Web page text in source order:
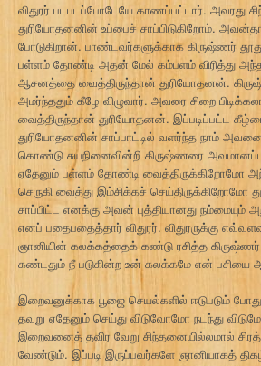
விதுரர் படபடப்போடேயே காணப்பட்டார். அவரது
துரியோதனனின் உப்பைச் சாப்பிடுகிறோம்.
போடுகிறான். பாண்டவர்களுக்காக கிருஷ்ணர்
பள்ளம் தோண்டி அதன் மேல் கம்பளம் விரித்து
ஆசனத்தை வைத்திருந்தான் துரியோதனன்.
அமர்ந்ததும் கீழே விழுவார். அவரை சிறை
வைத்திருந்தான் துரியோதனன்.
துரியோதனனின் சாப்பாட்டில் வளர்ந்த நாம்
கொண்டு சுயநினைவின்றி கிருஷ்ணரை
ஏதேனும் பள்ளம் தோண்டி வைத்திருக்கிறோமோ
செருகி வைத்து இம்சிக்கச் செய்திருக்கிறோமோ
சாப்பிட்ட எனக்கு அவன் புத்தியானது நம்மையும்
எனப் பதைபதைத்தார் விதுரர். விதுரருக்கு
ஞானியின் கலக்கத்தைக் கண்டு ரசித்த
கண்டதும் நீ படுகின்ற உன் கலக்கமே என் பசியை
இறைவனுக்காக பூஜை செயல்களில் ஈடுபடும்
தவறு ஏதேனும் செய்து விடுவோமோ நடந்து
இறைவனைத் தவிர வேறு சிந்தனையில்லமால்
வேண்டும். இப்படி இருப்பவர்களே ஞானியாகத்